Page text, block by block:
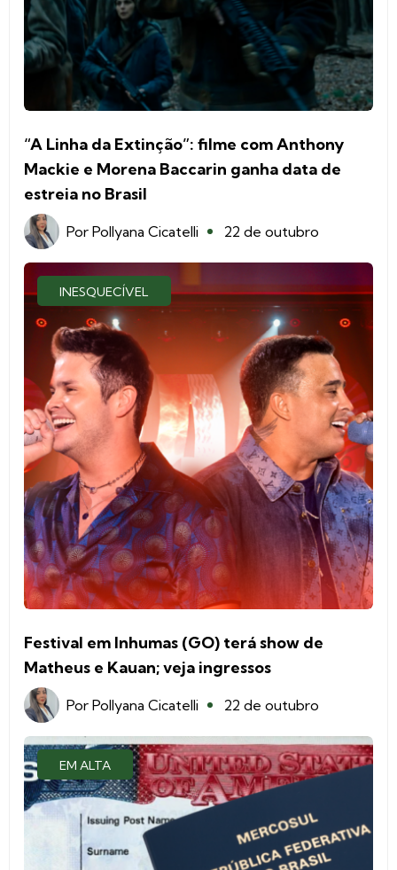
“A Linha da Extinção”: filme com Anthony
Mackie e Morena Baccarin ganha data de
estreia no Brasil
Por Pollyana Cicatelli 22 de outubro
INESQUECÍVEL
Festival em Inhumas (GO) terá show de
Matheus e Kauan; veja ingressos
Por Pollyana Cicatelli 22 de outubro
EM ALTA